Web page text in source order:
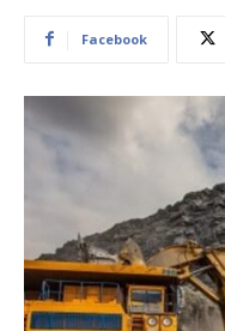
Facebook